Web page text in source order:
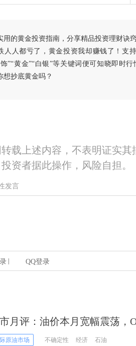
用的黄金投资指南，分享精品投资理财诀
人人都亏了，黄金投资我却赚钱了！支
”“黄金”“白银”等关键词便可知晓即时
想抄底黄金吗？
载上述内容，不表明证实
资者据此操作，风险自担。
发言
QQ登录
月评：油价本月宽幅震荡，
原油市场 不确定性 经济 石油